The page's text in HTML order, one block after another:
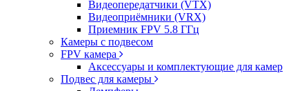
Видеопередатчики (VTX)
Видеоприёмники (VRX)
Приемник FPV 5.8 ГГц
Камеры с подвесом
FPV камера
Аксессуары и комплектующие для камер
Подвес для камеры